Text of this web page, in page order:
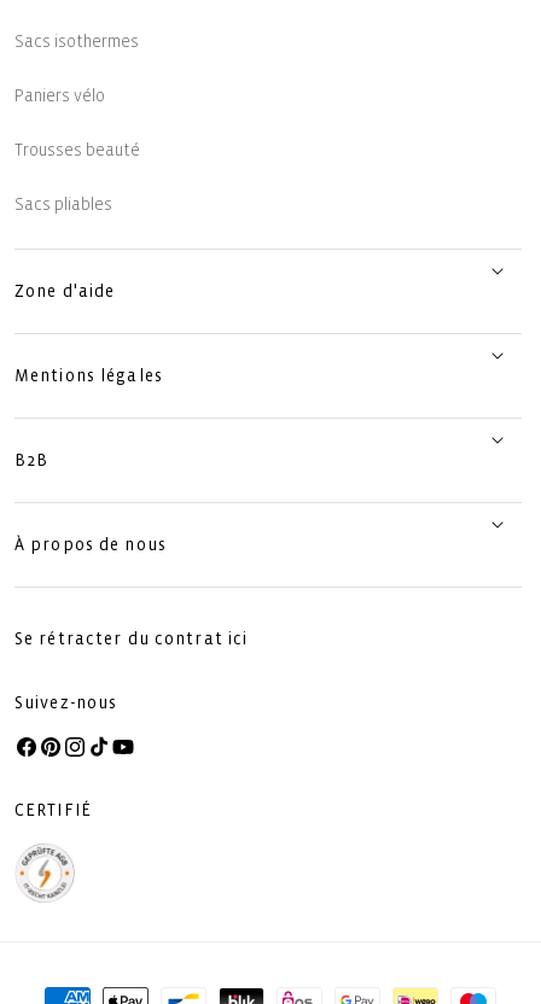
Sacs isothermes
Paniers vélo
Trousses beauté
Sacs pliables
Zone d'aide
Mentions légales
B2B
À propos de nous
Se rétracter du contrat ici
Suivez-nous
Facebook
Pinterest
Instagram
TikTokYouTube
CERTIFIÉ
Moyens